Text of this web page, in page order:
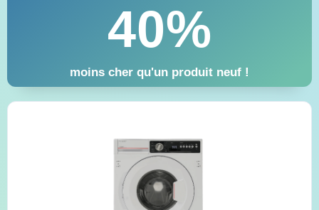
40%
moins cher qu'un produit neuf !